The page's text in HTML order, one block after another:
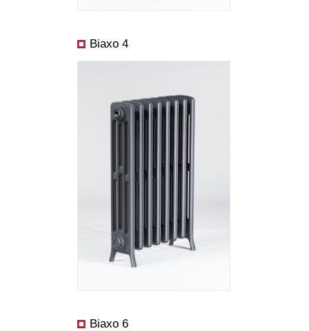
Biaxo 4
Výkon od:
Biaxo 6